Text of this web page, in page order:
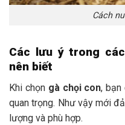
Cách
Các lưu ý trong
nên biết
Khi chọn gà chọi con, bạn
quan trọng. Như vậy mới
lượng và phù hợp.